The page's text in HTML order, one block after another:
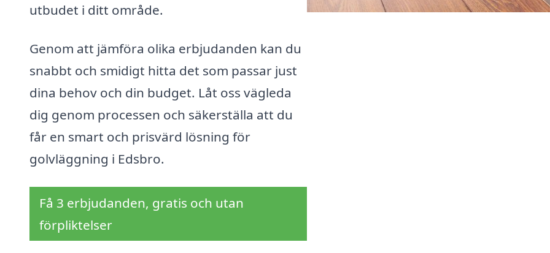
utbudet i ditt område.
Genom att jämföra olika erbjudanden kan du
snabbt och smidigt hitta det som passar just
dina behov och din budget. Låt oss vägleda
dig genom processen och säkerställa att du
får en smart och prisvärd lösning för
golvläggning i Edsbro.
Få 3 erbjudanden, gratis och utan
förpliktelser